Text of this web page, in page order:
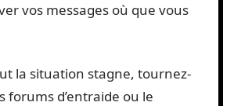
vos messages où que vous
la situation stagne, tournez-
forums d’entraide ou le